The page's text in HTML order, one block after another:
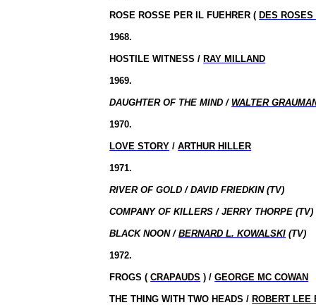
ROSE ROSSE PER IL FUEHRER ( DES
1968.
HOSTILE WITNESS / RAY MILLAND
1969.
DAUGHTER OF THE MIND / WALTER
1970.
LOVE STORY /ARTHUR HILLER
1971.
RIVER OF GOLD / DAVID FRIEDKIN (TV)
COMPANY OF KILLERS / JERRY THORPE (TV)
BLACK NOON /BERNARD L. KOWALSKI (TV)
1972.
FROGS (CRAPAUDS ) /GEORGE MC COWAN
THE THING WITH TWO HEADS / ROBERT LEE